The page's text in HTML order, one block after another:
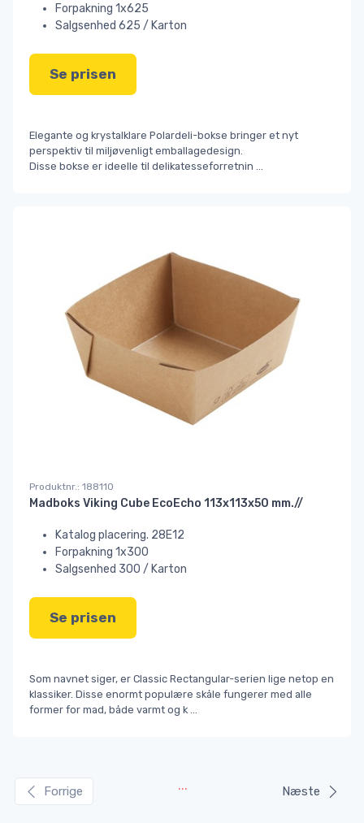
Forpakning 1x625
Salgsenhed 625 / Karton
Se prisen
Elegante og krystalklare Polardeli-bokse bringer et nyt
perspektiv til miljøvenligt emballagedesign.
Disse bokse er ideelle til delikatesseforretnin
Produktnr.: 188110
Madboks Viking Cube EcoEcho 113x113x50 mm.//
Katalog placering. 28E12
Forpakning 1x300
Salgsenhed 300 / Karton
Se prisen
Som navnet siger, er Classic Rectangular-serien lige netop en
klassiker. Disse enormt populære skåle fungerer med alle
former for mad, både varmt og k
Forrige ... Næste